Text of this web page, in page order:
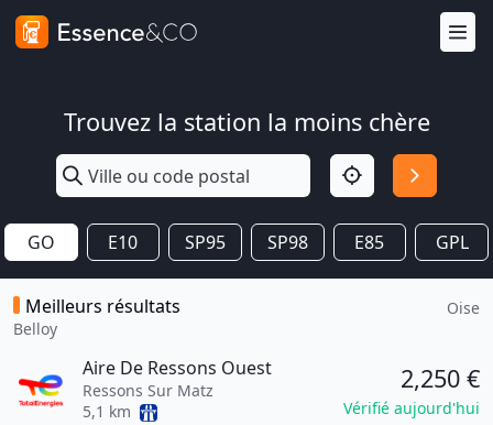
Trouvez la station la moins chère
GO E10 SP95 SP98 E85 GPL
Meilleurs résultats
Belloy
Oise
Aire De Ressons Ouest
Ressons Sur Matz
5,1 km
2,250 €
Vérifié aujourd'hui